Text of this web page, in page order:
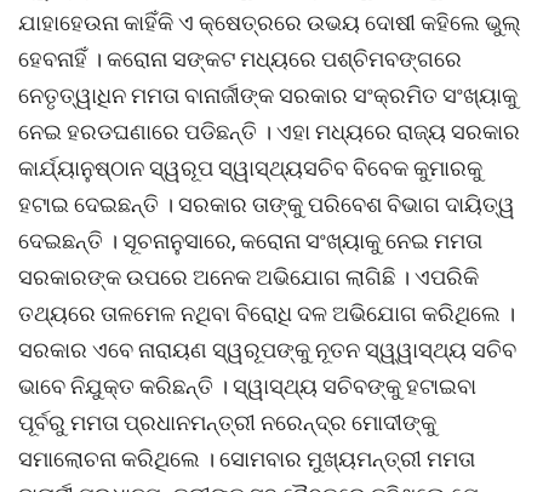
ଯାହାହେଉନା କାହିଁକି ଏ କ୍ଷେତ୍ରରେ ଉଭୟ ଦୋଷୀ କହିଲେ ଭୁଲ୍
ହେବନାହିଁ । କରୋନା ସଙ୍କଟ ମଧ୍ୟରେ ପଶ୍ଚିମବଙ୍ଗରେ
ନେତୃତ୍ୱାଧିନ ମମତା ବାନାର୍ଜୀଙ୍କ ସରକାର ସଂକ୍ରମିତ ସଂଖ୍ୟାକୁ
ନେଇ ହରଡଘଣାରେ ପଡିଛନ୍ତି । ଏହା ମଧ୍ୟରେ ରାଜ୍ୟ ସରକାର
କାର୍ଯ୍ୟାନୁଷ୍ଠାନ ସ୍ୱରୂପ ସ୍ୱାସ୍ଥ୍ୟସଚିବ ବିବେକ କୁମାରକୁ
ହଟାଇ ଦେଇଛନ୍ତି । ସରକାର ତାଙ୍କୁ ପରିବେଶ ବିଭାଗ ଦାୟିତ୍ୱ
ଦେଇଛନ୍ତି । ସୂଚନାନୁସାରେ, କରୋନା ସଂଖ୍ୟାକୁ ନେଇ ମମତା
ସରକାରଙ୍କ ଉପରେ ଅନେକ ଅଭିଯୋଗ ଲାଗିଛି । ଏପରିକି
ତଥ୍ୟରେ ତାଳମେଳ ନଥିବା ବିରୋଧି ଦଳ ଅଭିଯୋଗ କରିଥିଲେ ।
ସରକାର ଏବେ ନାରାୟଣ ସ୍ୱରୂପଙ୍କୁ ନୂତନ ସ୍ୱ୍ୱାସ୍ଥ୍ୟ ସଚିବ
ଭାବେ ନିଯୁକ୍ତ କରିଛନ୍ତି । ସ୍ୱାସ୍ଥ୍ୟ ସଚିବଙ୍କୁ ହଟାଇବା
ପୂର୍ବରୁ ମମତା ପ୍ରଧାନମନ୍ତ୍ରୀ ନରେନ୍ଦ୍ର ମୋଦୀଙ୍କୁ
ସମାଲୋଚନା କରିଥିଲେ । ସୋମବାର ମୁଖ୍ୟମନ୍ତ୍ରୀ ମମତା